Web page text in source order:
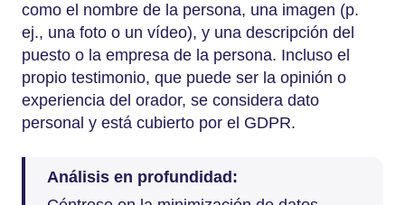
como el nombre de la persona, una imagen (p.
ej., una foto o un vídeo), y una descripción del
puesto o la empresa de la persona. Incluso el
propio testimonio, que puede ser la opinión o
experiencia del orador, se considera dato
personal y está cubierto por el GDPR.
Análisis en profundidad: